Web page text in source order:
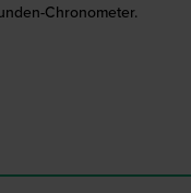
Chronometer.